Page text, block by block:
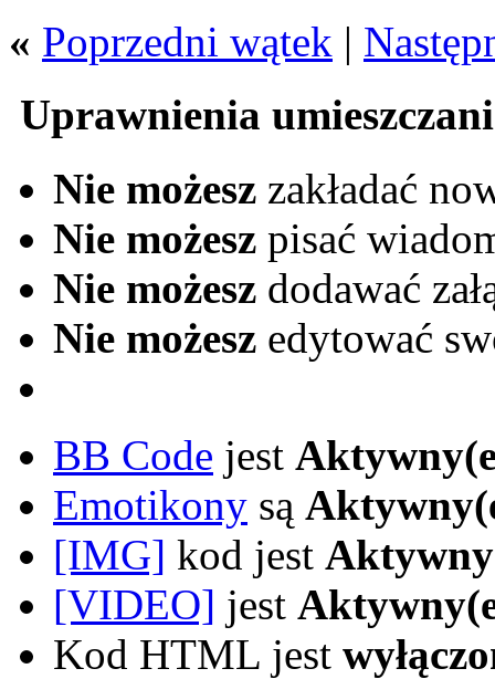
« Poprzedni wątek |
Uprawnienia
Nie możesz zakładać
Nie możesz pisać
Nie możesz dodawać
Nie możesz edytować
BB Code jest
Emotikony są
[IMG] kod jest
[VIDEO] jest
Kod HTML jest